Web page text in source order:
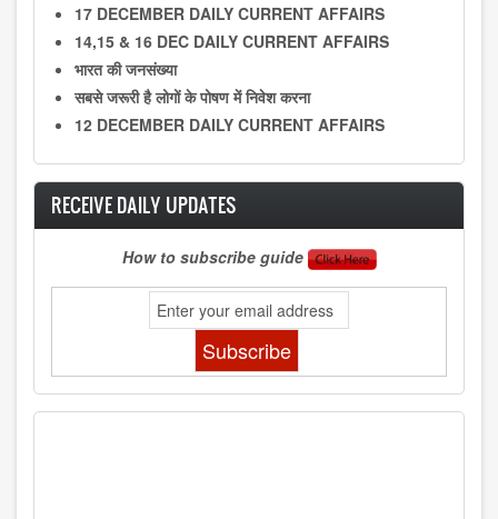
17 DECEMBER DAILY CURRENT AFFAIRS
14,15 & 16 DEC DAILY CURRENT AFFAIRS
भारत की जनसंख्या
सबसे जरूरी है लोगों के पोषण में निवेश करना
12 DECEMBER DAILY CURRENT AFFAIRS
RECEIVE DAILY UPDATES
How to subscribe guide